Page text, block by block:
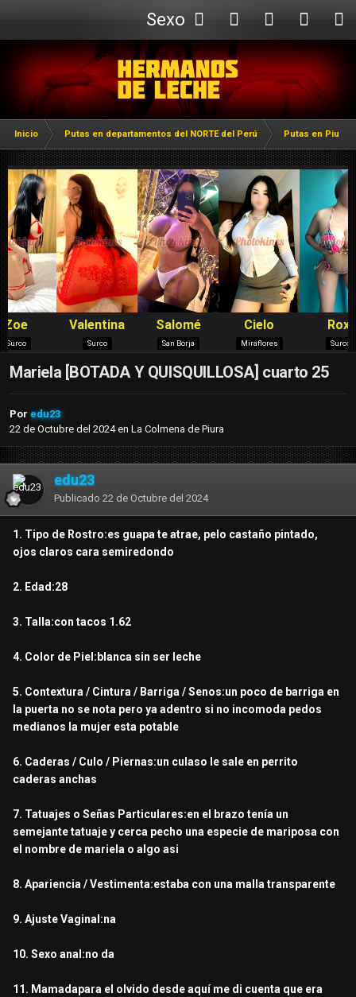
Sexo
Webcam
Inicio Putas en departamentos del NORTE del Perú Putas en Piura
Mariela [BOTADA Y QUISQUILLOSA] cuarto 25
Por edu23
22 de Octubre del 2024en La Colmena de Piura
edu23
Publicado 22 de Octubre del 2024
1. Tipo de Rostro:es guapa te atrae, pelo castaño pintado,
ojos claros cara semiredondo
2. Edad:28
3. Talla:con tacos 1.62
4. Color de Piel:blanca sin ser leche
5. Contextura / Cintura / Barriga / Senos:un poco de barriga en
la puerta no se nota pero ya adentro si no incomoda pedos
medianos la mujer esta potable
6. Caderas / Culo / Piernas:un culaso le sale en perrito
caderas anchas
7. Tatuajes o Señas Particulares:en el brazo tenía un
semejante tatuaje y cerca pecho una especie de mariposa con
el nombre de mariela o algo asi
8. Apariencia / Vestimenta:estaba con una malla transparente
9. Ajuste Vaginal:na
10. Sexo anal:no da
11. Mamadapara el olvido desde aquí me di cuenta que era